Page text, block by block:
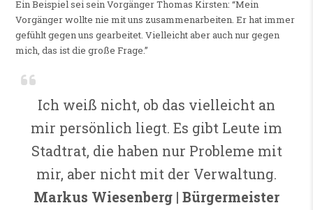
Ein Beispiel sei sein Vorgänger Thomas Kirsten: “Mein
Vorgänger wollte nie mit uns zusammenarbeiten. Er hat immer
gefühlt gegen uns gearbeitet. Vielleicht aber auch nur gegen
mich, das ist die große Frage.”
Ich weiß nicht, ob das vielleicht an
mir persönlich liegt. Es gibt Leute im
Stadtrat, die haben nur Probleme mit
mir, aber nicht mit der Verwaltung.
Markus Wiesenberg | Bürgermeister